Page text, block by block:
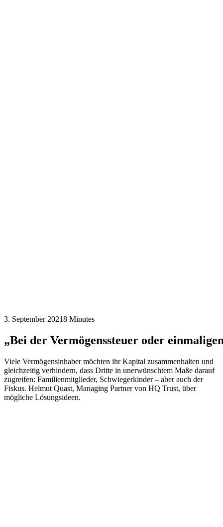
3. September 20218 Minutes
„Bei der Vermögenssteuer oder
Viele Vermögensinhaber möchten ihr Kapital zusammenhalten und
gleichzeitig verhindern, dass Dritte in unerwünschtem Maße darauf
zugreifen: Familienmitglieder, Schwiegerkinder – aber auch der
Fiskus. Helmut Quast, Managing Partner von HQ Trust, über
mögliche Lösungsideen.